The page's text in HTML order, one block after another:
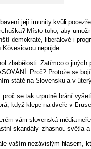
její imunity kvůli
Místo toho, aby
demokraté, liberálové i
Kövesiovou nepůjde.
zbabělosti. Zatímco o
Proč? Protože se
státě na Slovensku a v
se tak urputně brání
když klepe na dveře v
vám slovenská média
skandály, zhasnou světla
vaším nezávislým hlasem,